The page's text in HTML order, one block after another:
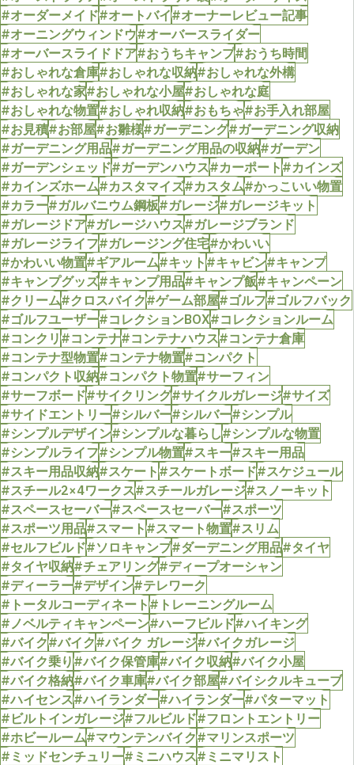
#オーダーメイド#オートバイ#オーナーレビュー記事
#オーニングウィンドウ#オーバースライダー
#オーバースライドドア#おうちキャンプ#おうち時間
#おしゃれな倉庫#おしゃれな収納#おしゃれな外構
#おしゃれな家#おしゃれな小屋#おしゃれな庭
#おしゃれな物置#おしゃれ収納#おもちゃ#お手入れ部屋
#お見積#お部屋#お雛様#ガーデニング#ガーデニング収納
#ガーデニング用品#ガーデニング用品の収納#ガーデン
#ガーデンシェッド#ガーデンハウス#カーポート#カインズ
#カインズホーム#カスタマイズ#カスタム#かっこいい物置
#カラー#ガルバニウム鋼板#ガレージ#ガレージキット
#ガレージドア#ガレージハウス#ガレージブランド
#ガレージライフ#ガレージング住宅#かわいい
#かわいい物置#ギアルーム#キット#キャビン#キャンプ
#キャンプグッズ#キャンプ用品#キャンプ飯#キャンペーン
#クリーム#クロスバイク#ゲーム部屋#ゴルフ#ゴルフバック
#ゴルフユーザー#コレクションBOX#コレクションルーム
#コンクリ#コンテナ#コンテナハウス#コンテナ倉庫
#コンテナ型物置#コンテナ物置#コンパクト
#コンパクト収納#コンパクト物置#サーフィン
#サーフボード#サイクリング#サイクルガレージ#サイズ
#サイドエントリー#シルバー#シルバー#シンプル
#シンプルデザイン#シンプルな暮らし#シンプルな物置
#シンプルライフ#シンプル物置#スキー#スキー用品
#スキー用品収納#スケート#スケートボード#スケジュール
#スチール2×4ワークス#スチールガレージ#スノーキット
#スペースセーバー#スペースセーバー#スポーツ
#スポーツ用品#スマート#スマート物置#スリム
#セルフビルド#ソロキャンプ#ダーデニング用品#タイヤ
#タイヤ収納#チェアリング#ディープオーシャン
#ディーラー#デザイン#テレワーク
#トータルコーディネート#トレーニングルーム
#ノベルティキャンペーン#ハーフビルド#ハイキング
#バイク#バイク#バイク ガレージ#バイクガレージ
#バイク乗り#バイク保管庫#バイク収納#バイク小屋
#バイク格納#バイク車庫#バイク部屋#バイシクルキューブ
#ハイセンス#ハイランダー#ハイランダー#パターマット
#ビルトインガレージ#フルビルド#フロントエントリー
#ホビールーム#マウンテンバイク#マリンスポーツ
#ミッドセンチュリー#ミニハウス#ミニマリスト